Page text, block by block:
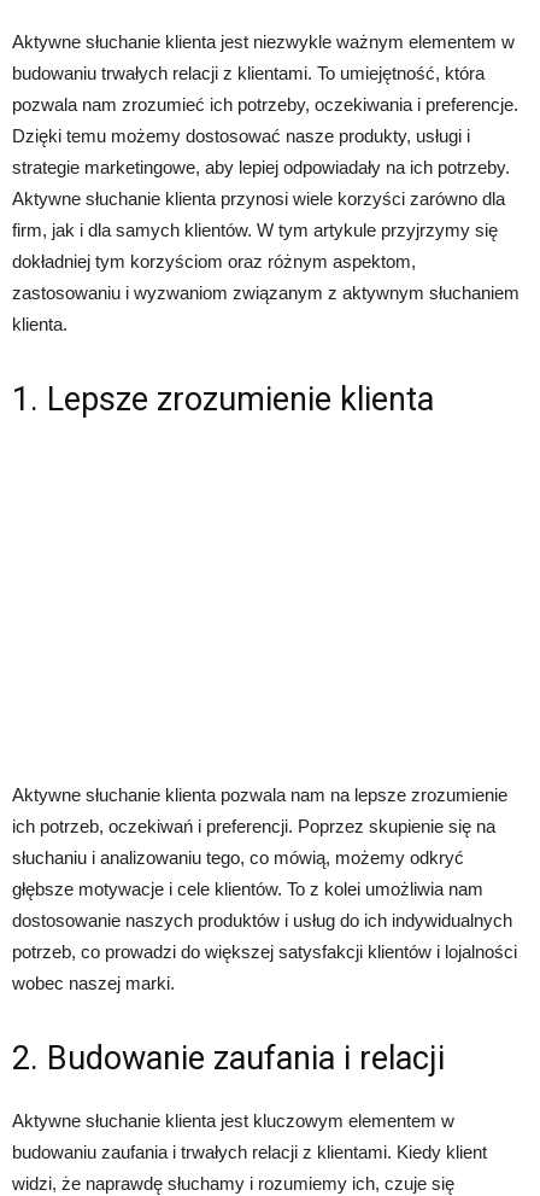
Aktywne słuchanie klienta jest niezwykle ważnym elementem w
budowaniu trwałych relacji z klientami. To umiejętność, która
pozwala nam zrozumieć ich potrzeby, oczekiwania i preferencje.
Dzięki temu możemy dostosować nasze produkty, usługi i
strategie marketingowe, aby lepiej odpowiadały na ich potrzeby.
Aktywne słuchanie klienta przynosi wiele korzyści zarówno dla
firm, jak i dla samych klientów. W tym artykule przyjrzymy się
dokładniej tym korzyściom oraz różnym aspektom,
zastosowaniu i wyzwaniom związanym z aktywnym słuchaniem
klienta.
1. Lepsze zrozumienie klienta
Aktywne słuchanie klienta pozwala nam na lepsze zrozumienie
ich potrzeb, oczekiwań i preferencji. Poprzez skupienie się na
słuchaniu i analizowaniu tego, co mówią, możemy odkryć
głębsze motywacje i cele klientów. To z kolei umożliwia nam
dostosowanie naszych produktów i usług do ich indywidualnych
potrzeb, co prowadzi do większej satysfakcji klientów i lojalności
wobec naszej marki.
2. Budowanie zaufania i relacji
Aktywne słuchanie klienta jest kluczowym elementem w
budowaniu zaufania i trwałych relacji z klientami. Kiedy klient
widzi, że naprawdę słuchamy i rozumiemy ich, czuje się